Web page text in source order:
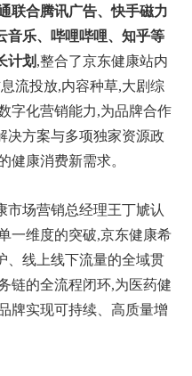
联合腾讯广告、快手磁力
音乐、哔哩哔哩、知乎等
计划 ,整合了京东健康站内
流投放,内容种草,大剧综
字化营销能力,为品牌合作
决方案与多项独家资源政
健康消费新需求。
市场营销总经理王丁虓认
一维度的突破,京东健康希
、线上线下流量的全域贯
链的全流程闭环,为医药健
牌实现可持续、高质量增